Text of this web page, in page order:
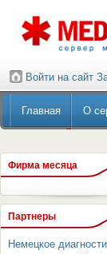
Войти на сайт
Главная О
Фирма месяца
Партнеры
Немецкое